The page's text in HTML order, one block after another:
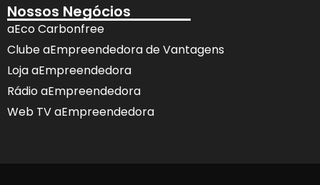
Nossos Negócios
aEco Carbonfree
Clube aEmpreendedora de Vantagens
Loja aEmpreendedora
Rádio aEmpreendedora
Web TV aEmpreendedora